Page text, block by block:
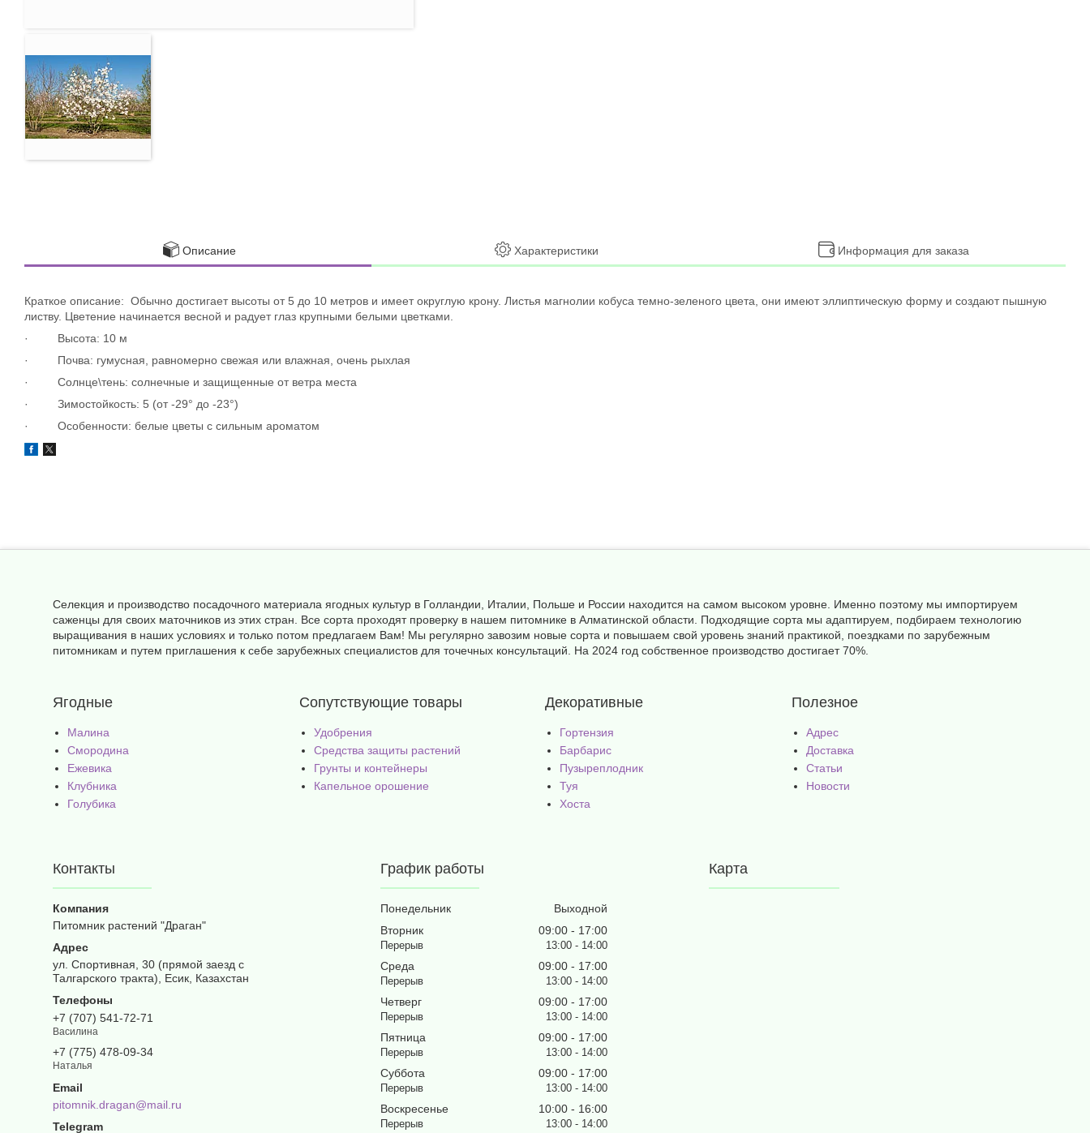
Описание Характеристики Информация для заказа
Краткое описание: Обычно достигает высоты от 5 до 10 метров и имеет округлую крону. Листья магнолии кобуса темно-зеленого цвета, они имеют эллиптическую форму и создают пышную
листву. Цветение начинается весной и радует глаз крупными белыми цветками.
· Высота: 10 м
· Почва: гумусная, равномерно свежая или влажная, очень рыхлая
· Солнце\тень: солнечные и защищенные от ветра места
· Зимостойкость: 5 (от -29° до -23°)
· Особенности: белые цветы с сильным ароматом
Селекция и производство посадочного материала ягодных культур в Голландии, Италии, Польше и России находится на самом высоком уровне. Именно поэтому мы импортируем
саженцы для своих маточников из этих стран. Все сорта проходят проверку в нашем питомнике в Алматинской области. Подходящие сорта мы адаптируем, подбираем технологию
выращивания в наших условиях и только потом предлагаем Вам! Мы регулярно завозим новые сорта и повышаем свой уровень знаний практикой, поездками по зарубежным
питомникам и путем приглашения к себе зарубежных специалистов для точечных консультаций. На 2024 год собственное производство достигает 70%.
Ягодные
Малина
Смородина
Ежевика
Клубника
Голубика
Сопутствующие товары
Удобрения
Средства защиты растений
Грунты и контейнеры
Капельное орошение
Декоративные
Гортензия
Барбарис
Пузыреплодник
Туя
Хоста
Полезное
Адрес
Доставка
Статьи
Новости
Контакты
Питомник растений "Драган"
ул. Спортивная, 30 (прямой заезд с
Талгарского тракта), Есик, Казахстан
+7 (707) 541-72-71
Василина
+7 (775) 478-09-34
Наталья
pitomnik.dragan@mail.ru
График работы
Понедельник
Выходной
Вторник
09:00 17:00
13:00 14:00
Среда 09:00 17:00
13:00 14:00
Четверг 09:00 17:00
13:00 14:00
Пятница 09:00 17:00
13:00 14:00
Суббота 09:00 17:00
13:00 14:00
Воскресенье 10:00 16:00
13:00 14:00
Карта